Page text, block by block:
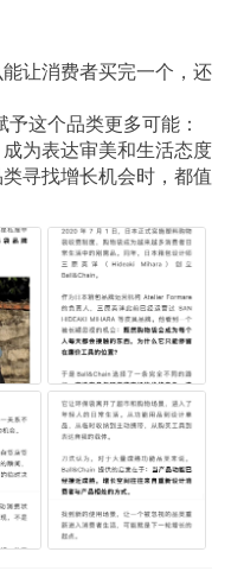
让消费者买完一个，还
这个品类更多可能：
为表达审美和生活态度
寻找增长机会时，都值